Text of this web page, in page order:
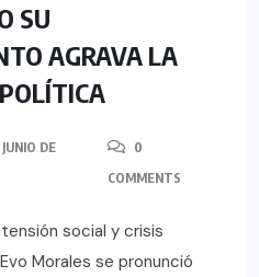
SU
AGRAVA LA
DE
0
COMMENTS
social y crisis
Morales se pronunció